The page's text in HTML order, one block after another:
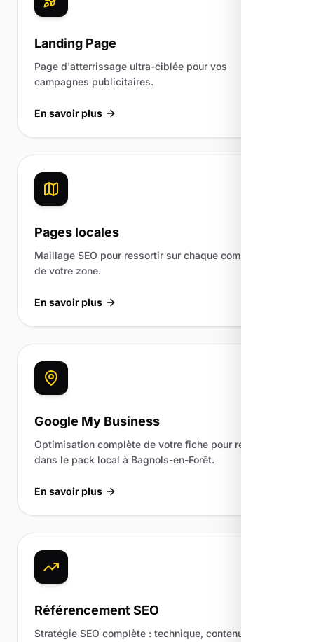
Landing Page
Page d'atterrissage ultra-ciblée pour vos
campagnes publicitaires.
En savoir plus
Pages locales
Maillage SEO pour ressortir sur chaque commune
de votre zone.
En savoir plus
Google My Business
Optimisation complète de votre fiche pour ressortir
dans le pack local à Bagnols-en-Forêt.
En savoir plus
Référencement SEO
Stratégie SEO complète : technique, contenu,